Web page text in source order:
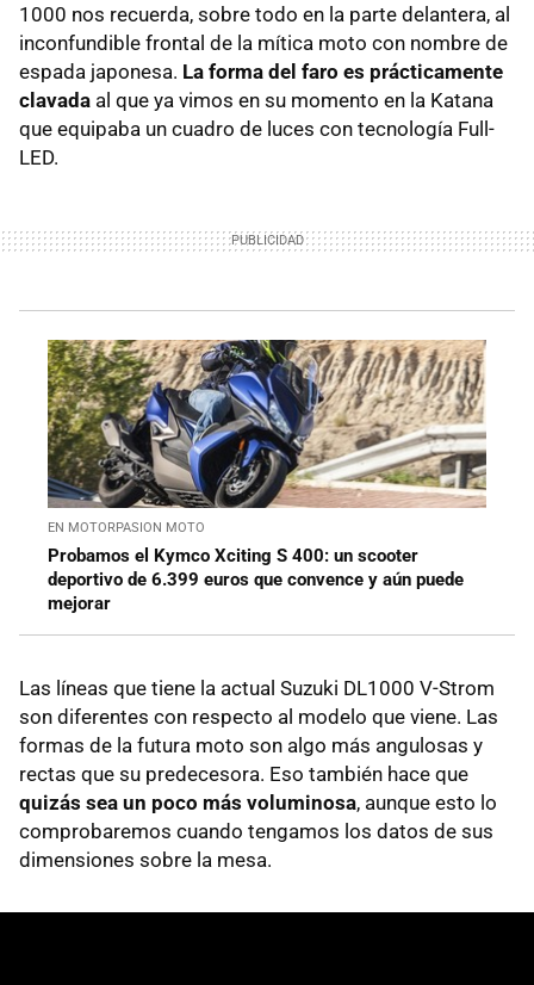
1000 nos recuerda, sobre todo en la parte delantera, al
inconfundible frontal de la mítica moto con nombre de
espada japonesa. La forma del faro es prácticamente
clavada al que ya vimos en su momento en la Katana
que equipaba un cuadro de luces con tecnología Full-
LED.
EN MOTORPASION MOTO
Probamos el Kymco Xciting S 400: un scooter
deportivo de 6.399 euros que convence y aún puede
mejorar
Las líneas que tiene la actual Suzuki DL1000 V-Strom
son diferentes con respecto al modelo que viene. Las
formas de la futura moto son algo más angulosas y
rectas que su predecesora. Eso también hace que
quizás sea un poco más voluminosa, aunque esto lo
comprobaremos cuando tengamos los datos de sus
dimensiones sobre la mesa.